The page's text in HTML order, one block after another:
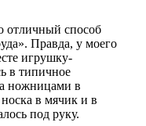
отличный способ
Правда, у моего
игрушку-
в типичное
ножницами в
в мячик и в
под руку.